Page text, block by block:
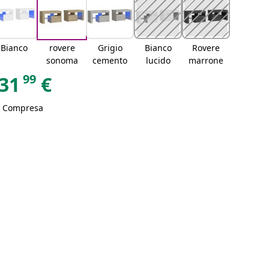
Bianco
rovere
sonoma
Grigio
cemento
Bianco
lucido
Rovere
marrone
99 €
Compresa